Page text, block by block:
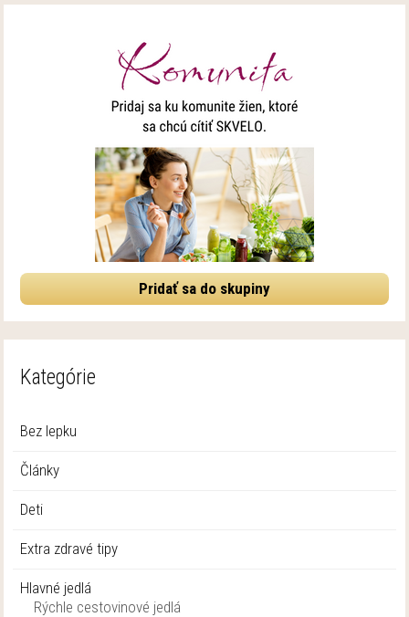
Pridať sa do skupiny
Kategórie
Bez lepku
Články
Deti
Extra zdravé tipy
Hlavné jedlá
Rýchle cestovinové jedlá